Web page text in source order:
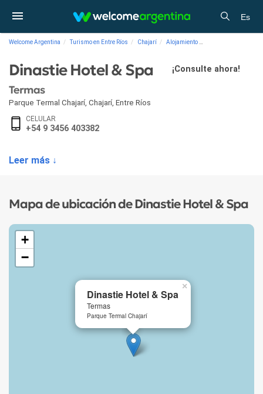
Es
Welcome Argentina Turismo en Entre Ríos Chajarí Alojamiento
¡Consulte ahora!
Dinastie Hotel & Spa
Termas
Parque Termal Chajarí, Chajarí, Entre Ríos
CELULAR
+54 9 3456 403382
Leer más ↓
Mapa de ubicación de Dinastie Hotel & Spa
Dinastie Hotel & Spa
Termas
Parque Termal Chajarí
×
+
−